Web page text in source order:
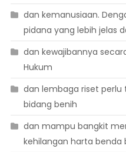
dan kemanusiaan.
pidana yang lebih jelas
dan kewajibannya
Hukum
dan lembaga riset perlu
bidang benih
dan mampu bangkit
kehilangan harta benda